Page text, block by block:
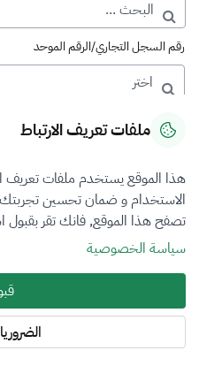
رقم السجل التجاري/الرقم الموحد
رقم الترخيص
التصنيف
VFR3
فرع التقييم
الآلات والمعدات والممتلكات
ملفات تعريف الارتباط
هذا الموقع يستخدم ملفات تعريف
الاستخدام و ضمان تحسين تجربتك
تصفح هذا الموقع, فانك تقر بقبول
سياسة الخصوصية